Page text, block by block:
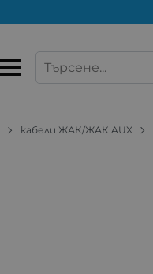
кабели ЖАК/ЖАК AUX